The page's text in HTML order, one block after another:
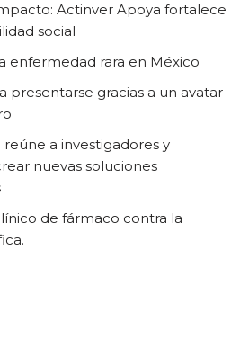
Actinver Apoya fortalece
social
enfermedad rara en México
presentarse gracias a un avatar
a investigadores y
nuevas soluciones
de fármaco contra la